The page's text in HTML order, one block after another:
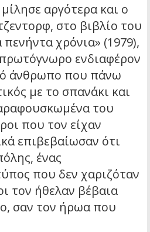
αργότερα και ο
στο βιβλίο του
χρόνια» (1979),
ενδιαφέρον
άνθρωπο που πάνω
με το σπανάκι και
του
που τον είχαν
επιβεβαίωσαν ότι
ένας
που δεν χαριζόταν
τον ήθελαν βέβαια
σαν τον ήρωα που